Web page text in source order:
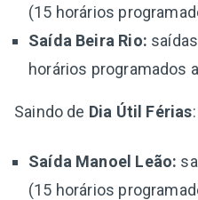
(15 horários
Saída Beira Rio:
horários programados
Saindo de Dia Útil Férias:
Saída Manoel Leão:
(15 horários